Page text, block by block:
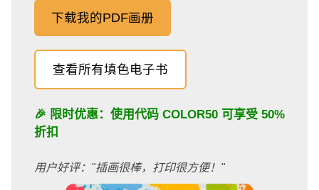
下载我的PDF画册
查看所有填色电子书
🎉 限时优惠：使用代码 COLOR50 可享受 50%
折扣
用户好评："插画很棒，打印很方便！"